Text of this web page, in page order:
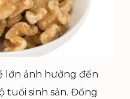
lớn ảnh hưởng đến
tuổi sinh sản. Đồng